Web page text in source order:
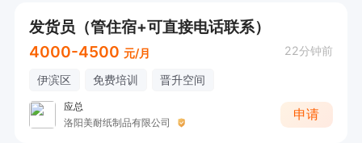
发货员（管住宿+可直接电话联系）
4000-4500 元/月 22分钟前
伊滨区 免费培训 晋升空间
应总
洛阳美耐纸制品有限公司
申请